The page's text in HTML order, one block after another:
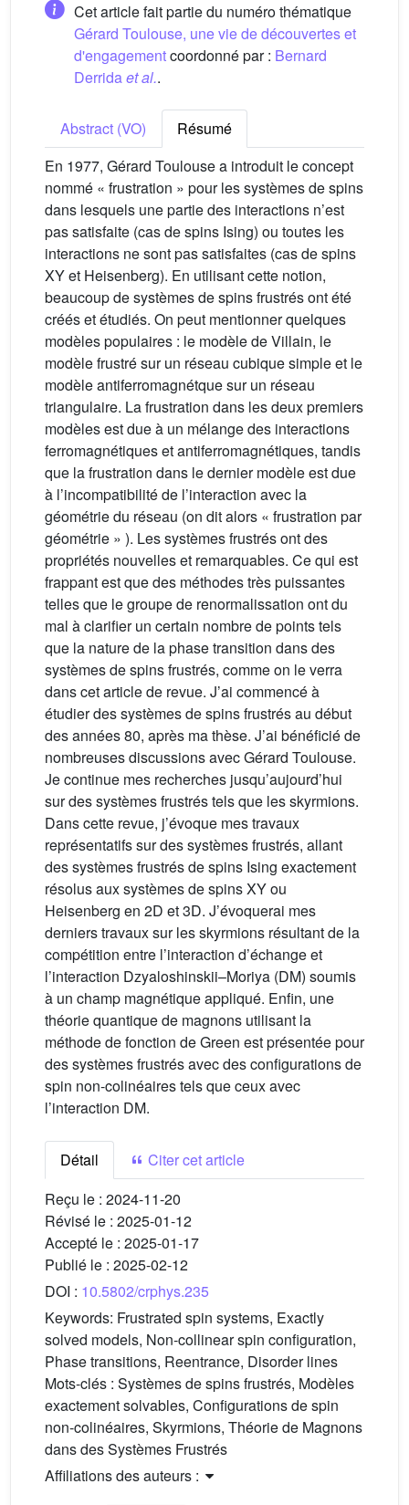
Cet article fait partie du numéro thématique
Gérard Toulouse, une vie de découvertes et
d'engagementcoordonné par : Bernard
Derridaet al..
Abstract (VO)
Résumé
En 1977, Gérard Toulouse a introduit le concept
nommé « frustration » pour les systèmes de spins
dans lesquels une partie des interactions n’est
pas satisfaite (cas de spins Ising) ou toutes les
interactions ne sont pas satisfaites (cas de spins
XY et Heisenberg). En utilisant cette notion,
beaucoup de systèmes de spins frustrés ont été
créés et étudiés. On peut mentionner quelques
modèles populaires : le modèle de Villain, le
modèle frustré sur un réseau cubique simple et le
modèle antiferromagnétque sur un réseau
triangulaire. La frustration dans les deux premiers
modèles est due à un mélange des interactions
ferromagnétiques et antiferromagnétiques, tandis
que la frustration dans le dernier modèle est due
à l’incompatibilité de l’interaction avec la
géométrie du réseau (on dit alors « frustration par
géométrie » ). Les systèmes frustrés ont des
propriétés nouvelles et remarquables. Ce qui est
frappant est que des méthodes très puissantes
telles que le groupe de renormalissation ont du
mal à clarifier un certain nombre de points tels
que la nature de la phase transition dans des
systèmes de spins frustrés, comme on le verra
dans cet article de revue. J’ai commencé à
étudier des systèmes de spins frustrés au début
des années 80, après ma thèse. J’ai bénéficié de
nombreuses discussions avec Gérard Toulouse.
Je continue mes recherches jusqu’aujourd’hui
sur des systèmes frustrés tels que les skyrmions.
Dans cette revue, j’évoque mes travaux
représentatifs sur des systèmes frustrés, allant
des systèmes frustrés de spins Ising exactement
résolus aux systèmes de spins XY ou
Heisenberg en 2D et 3D. J’évoquerai mes
derniers travaux sur les skyrmions résultant de la
compétition entre l’interaction d’échange et
l’interaction Dzyaloshinskii–Moriya (DM) soumis
à un champ magnétique appliqué. Enfin, une
théorie quantique de magnons utilisant la
méthode de fonction de Green est présentée pour
des systèmes frustrés avec des configurations de
spin non-colinéaires tels que ceux avec
l’interaction DM.
Détail
Citer cet article
Reçu le : 2024-11-20
Révisé le : 2025-01-12
Accepté le : 2025-01-17
Publié le : 2025-02-12
DOI : 10.5802/crphys.235
Keywords: Frustrated spin systems, Exactly
solved models, Non-collinear spin configuration,
Phase transitions, Reentrance, Disorder lines
Mots-clés : Systèmes de spins frustrés, Modèles
exactement solvables, Configurations de spin
non-colinéaires, Skyrmions, Théorie de Magnons
dans des Systèmes Frustrés
Affiliations des auteurs :